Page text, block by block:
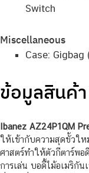
Switch
Miscellaneous
Case: Gigbag
ข้อมูลสินค้า
Ibanez AZ24P1QM
ให้เข้ากับความสุดขั้วใ
ศาสตร์ทำให้ตัวกีตาร์พอ
การเล่น บอดี้ไม้อเมริกัน